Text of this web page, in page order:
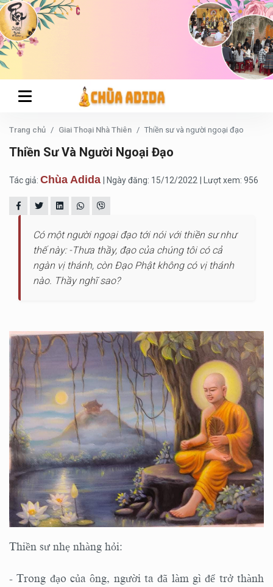
Trang chủ Giai Thoại Nhà Thiên Thiền sư và người ngoại đạo
Thiền Sư Và Người Ngoại Đạo
Tác giả: Chùa Adida | Ngày đăng: 15/12/2022 | Lượt xem: 956
Có một người ngoại đạo tới nói với thiền sư như
thế này: -Thưa thầy, đạo của chúng tôi có cả
ngàn vị thánh, còn Đạo Phật không có vị thánh
nào. Thầy nghĩ sao?
Thiền sư nhẹ nhàng hỏi:
- Trong đạo của ông, người ta đã làm gì để trở thành